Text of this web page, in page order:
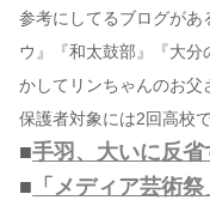
参考にしてるブログがあ
ウ』『和太鼓部』『大分
かしてリンちゃんのお父
保護者対象には2回高校
■手羽、大いに反省
■ 「メディア芸術